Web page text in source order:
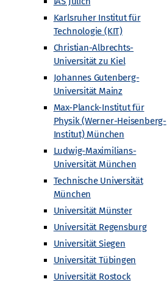
Karlsruher Institut für
Technologie (KIT)
Christian-Albrechts-
Universität zu Kiel
Johannes Gutenberg-
Universität Mainz
Max-Planck-Institut für
Physik (Werner-Heisenberg-
Institut) München
Ludwig-Maximilians-
Universität München
Technische Universität
München
Universität Münster
Universität Regensburg
Universität Siegen
Universität Tübingen
Universität Rostock